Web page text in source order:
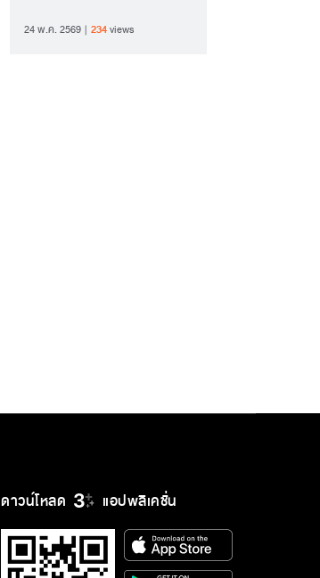
24 พ.ค. 2569 234views
ดาวน์โหลด แอปพลิเคชั่น